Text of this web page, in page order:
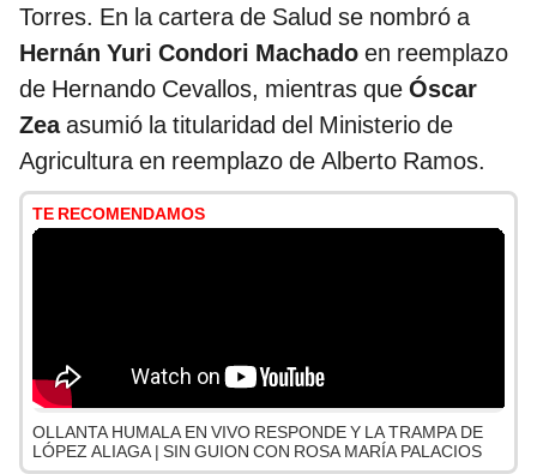
Torres. En la cartera de Salud se nombró a
Hernán Yuri Condori Machado en reemplazo
de Hernando Cevallos, mientras que Óscar
Zeaasumió la titularidad del Ministerio de
Agricultura en reemplazo de Alberto Ramos.
TE RECOMENDAMOS
OLLANTA HUMALA EN VIVO RESPONDE Y LA TRAMPA DE
LÓPEZ ALIAGA | SIN GUION CON ROSA MARÍA PALACIOS